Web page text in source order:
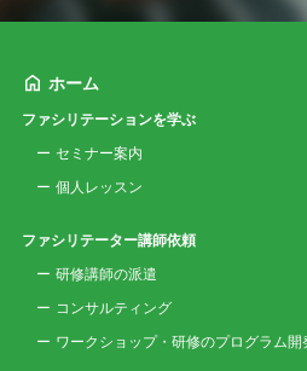
ホーム
ファシリテーションを学ぶ
セミナー案内
個人レッスン
ファシリテーター講師依頼
研修講師の派遣
コンサルティング
ワークショップ・研修のプログラム開